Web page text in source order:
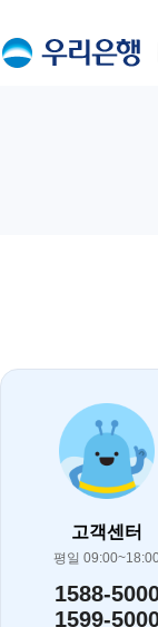
고객센터
평일
1588-
1599-